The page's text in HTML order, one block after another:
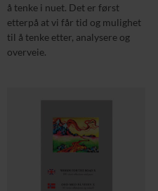
å tenke i nuet. Det er først
etterpå at vi får tid og mulighet
til å tenke etter, analysere og
overveie.